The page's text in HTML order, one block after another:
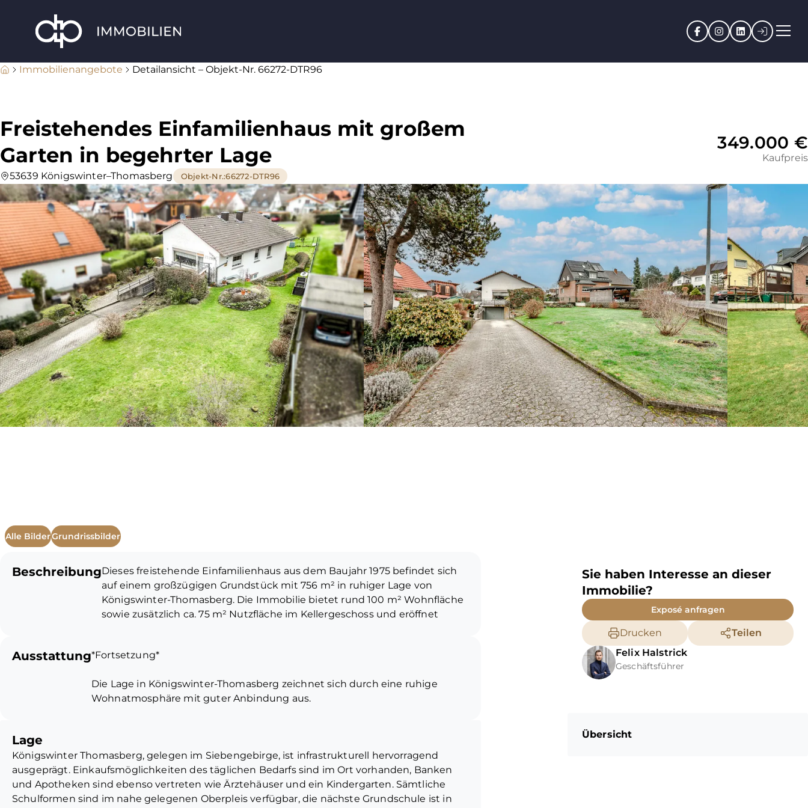
Facebook
Instagram
LinkedIn
Immobilienangebote Detailansicht – Objekt-Nr. 66272-DTR96
Freistehendes Einfamilienhaus mit großem
Garten in begehrter Lage
53639 Königswinter–Thomasberg Objekt-Nr.:66272-DTR96
349.000 €
Kaufpreis
Alle BilderGrundrissbilder
BeschreibungDieses freistehende Einfamilienhaus aus dem Baujahr 1975 befindet sich
auf einem großzügigen Grundstück mit 756 m² in ruhiger Lage von
Königswinter-Thomasberg. Die Immobilie bietet rund 100 m² Wohnfläche
sowie zusätzlich ca. 75 m² Nutzfläche im Kellergeschoss und eröffnet
Die Hauptwohnebene liegt im Hochparterre und verfügt über eine
Essbereich mit direktem Zugang zur Terrasse, eine Küche, ein
Badezimmer, zwei Schlafzimmer sowie ein separates Gäste-WC. Die
Über eine innenliegende Treppe gelangt man in das Untergeschoss. Dort
stehen neben mehreren funktionalen Räumen auch wohnlich nutzbare
Flächen zur Verfügung. Besonders hervorzuheben ist der beheizte
Hobbyraum mit ca. 17,59 m², der flexibel genutzt werden kann –
Ausstattung*Fortsetzung*
Die Lage in Königswinter-Thomasberg zeichnet sich durch eine ruhige
Wohnatmosphäre mit guter Anbindung aus.
persönlich vom Zustand und den räumlichen Gegebenheiten überzeugen.
Das Mietverhältnis besteht seit 1981. Die Mieter würden das Mietverhältnis
gerne fortführen. Aufgrund der vertraglich vereinbarten Staffelung beträgt
Lage
Königswinter Thomasberg, gelegen im Siebengebirge, ist infrastrukturell hervorragend
ausgeprägt. Einkaufsmöglichkeiten des täglichen Bedarfs sind im Ort vorhanden, Banken
und Apotheken sind ebenso vertreten wie Ärztehäuser und ein Kindergarten. Sämtliche
Schulformen sind im nahe gelegenen Oberpleis verfügbar, die nächste Grundschule ist in
Sie haben Interesse an dieser
Immobilie?
Exposé anfragen
Drucken
Teilen
Felix Halstrick
Geschäftsführer
Übersicht